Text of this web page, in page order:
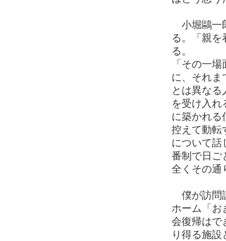
小堀鷗一
る。「親を
る。
「その一
に、それま
とは異な
を受け入れ
に築かれる
控えて動転
について話
番制で日ご
全くその通
僕が訪問
ホーム「お
会復帰はで
り得る施